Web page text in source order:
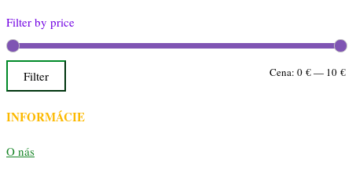
Filter by price
Filter Cena: 0 €— 10 €
INFORMÁCIE
O nás